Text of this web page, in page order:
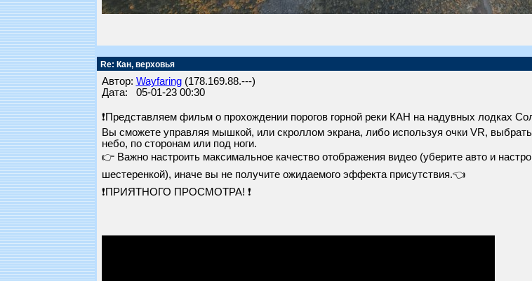
Re: Кан, верховья
Автор: Wayfaring(178.169.88.---)
Дата: 05-01-23 00:30
❗Представляем фильм о прохождении порогов горной реки КАН на надувных лодках
Вы сможете управляя мышкой, или скроллом экрана, либо используя очки VR,
небо, по сторонам или под ноги.
👉 Важно настроить максимальное качество отображения видео (уберите авто и
шестеренкой), иначе вы не получите ожидаемого эффекта присутствия.👈
❗ПРИЯТНОГО ПРОСМОТРА! ❗